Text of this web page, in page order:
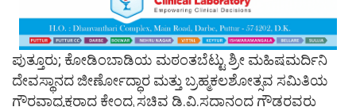
ಪುತ್ತೂರು; ಕೋಡಿಂಬಾಡಿಯ ಮಠಂತಬೆಟ್ಟು ಶ್ರೀ ಮಹಿಷಮರ್ದಿನಿ
ದೇವಸ್ಥಾನದ ಜೀರ್ಣೋದ್ಧಾರ ಮತ್ತು ಬ್ರಹ್ಮಕಲಶೋತ್ಸವ ಸಮಿತಿಯ
ಗೌರವಾಧ್ಯಕ್ಷರಾದ ಕೇಂದ್ರ ಸಚಿವ ಡಿ.ವಿ.ಸದಾನಂದ ಗೌಡರವರು